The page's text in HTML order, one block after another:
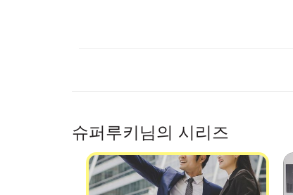
슈퍼루키님의 시리즈